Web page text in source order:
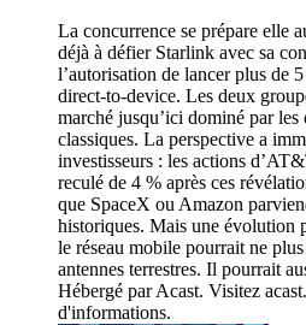
La concurrence se prépare elle
déjà à défier Starlink avec sa
l’autorisation de lancer plus de
direct-to-device. Les deux
marché jusqu’ici dominé par les
classiques. La perspective a
investisseurs : les actions
reculé de 4 % après ces
que SpaceX ou Amazon
historiques. Mais une évolution
le réseau mobile pourrait ne
antennes terrestres. Il pourrait
Hébergé par Acast. Visitez
d'informations.